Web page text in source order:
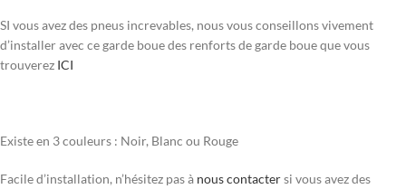
SI vous avez des pneus increvables, nous vous conseillons vivement
d’installer avec ce garde boue des renforts de garde boue que vous
trouverez ICI
Existe en 3 couleurs : Noir, Blanc ou Rouge
Facile d’installation, n’hésitez pas à nous contactersi vous avez des